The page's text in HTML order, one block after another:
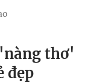
thơ'
đẹp